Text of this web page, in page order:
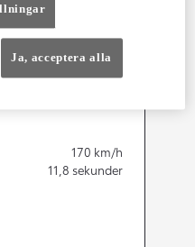
85kw (116 hk)
170 km/h
11,8 sekunder
Ja, acceptera alla